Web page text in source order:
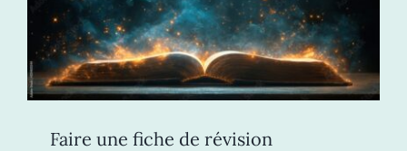
Faire une fiche de révision